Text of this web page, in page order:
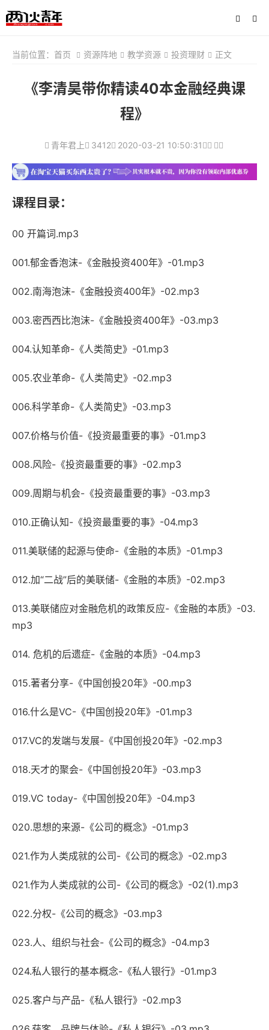
当前位置： 首页 资源阵地 教学资源 投资理财 正文
《李清昊带你精读40本金融经典课
程》
青年君上 3412 2020-03-21 10:50:31
课程目录：
00 开篇词.mp3
001.郁金香泡沫-《金融投资400年》-01.mp3
002.南海泡沫-《金融投资400年》-02.mp3
003.密西西比泡沫-《金融投资400年》-03.mp3
004.认知革命-《人类简史》-01.mp3
005.农业革命-《人类简史》-02.mp3
006.科学革命-《人类简史》-03.mp3
007.价格与价值-《投资最重要的事》-01.mp3
008.风险-《投资最重要的事》-02.mp3
009.周期与机会-《投资最重要的事》-03.mp3
010.正确认知-《投资最重要的事》-04.mp3
011.美联储的起源与使命-《金融的本质》-01.mp3
012.加“二战”后的美联储-《金融的本质》-02.mp3
013.美联储应对金融危机的政策反应-《金融的本质》-03.
mp3
014. 危机的后遗症-《金融的本质》-04.mp3
015.著者分享-《中国创投20年》-00.mp3
016.什么是VC-《中国创投20年》-01.mp3
017.VC的发端与发展-《中国创投20年》-02.mp3
018.天才的聚会-《中国创投20年》-03.mp3
019.VC today-《中国创投20年》-04.mp3
020.思想的来源-《公司的概念》-01.mp3
021.作为人类成就的公司-《公司的概念》-02.mp3
021.作为人类成就的公司-《公司的概念》-02(1).mp3
022.分权-《公司的概念》-03.mp3
023.人、组织与社会-《公司的概念》-04.mp3
024.私人银行的基本概念-《私人银行》-01.mp3
025.客户与产品-《私人银行》-02.mp3